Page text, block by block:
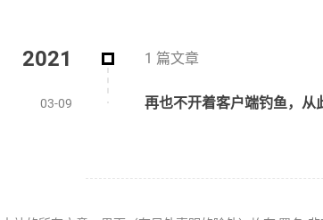
2021 1 篇文章
03-09 再也不开着客户端钓鱼，从